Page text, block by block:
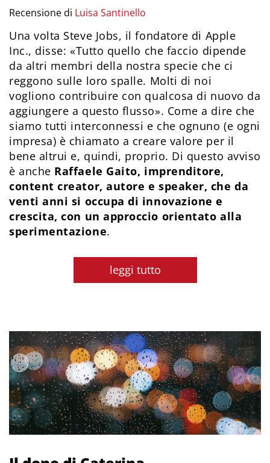
Recensione di Luisa Santinello
Una volta Steve Jobs, il fondatore di Apple
Inc., disse: «Tutto quello che faccio dipende
da altri membri della nostra specie che ci
reggono sulle loro spalle. Molti di noi
vogliono contribuire con qualcosa di nuovo da
aggiungere a questo flusso». Come a dire che
siamo tutti interconnessi e che ognuno (e ogni
impresa) è chiamato a creare valore per il
bene altrui e, quindi, proprio. Di questo avviso
è anche Raffaele Gaito, imprenditore,
content creator, autore e speaker, che da
venti anni si occupa di innovazione e
crescita, con un approccio orientato alla
sperimentazione.
leggi tutto